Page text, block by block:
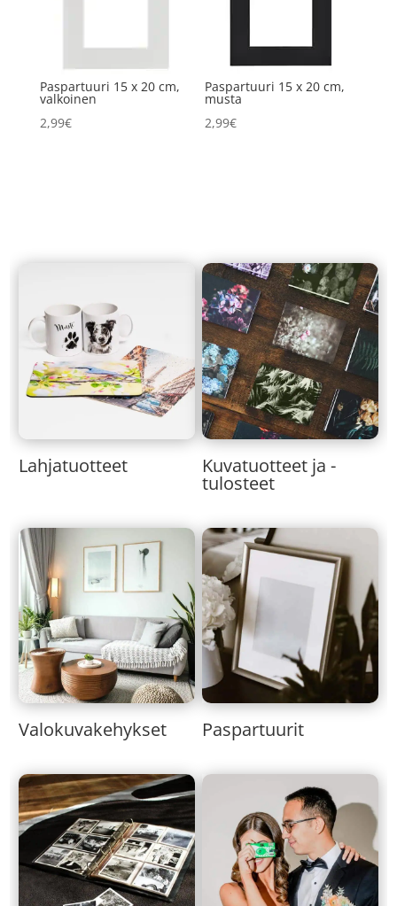
Paspartuuri 15 x 20 cm,
valkoinen
2,99€
Paspartuuri 15 x 20 cm,
musta
2,99€
Lahjatuotteet Kuvatuotteet ja -
tulosteet
Valokuvakehykset Paspartuurit